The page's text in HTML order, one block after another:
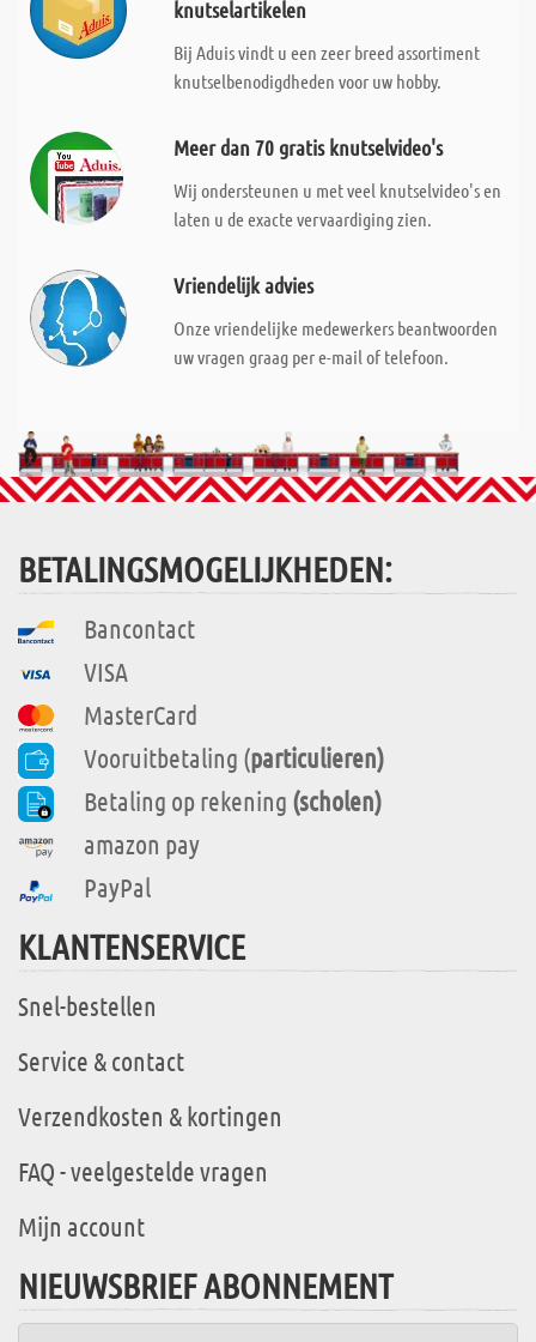
knutselartikelen
Bij Aduis vindt u een zeer breed assortiment
knutselbenodigdheden voor uw hobby.
Meer dan 70 gratis knutselvideo's
Wij ondersteunen u met veel knutselvideo's en
laten u de exacte vervaardiging zien.
Vriendelijk advies
Onze vriendelijke medewerkers beantwoorden
uw vragen graag per e-mail of telefoon.
BETALINGSMOGELIJKHEDEN:
Bancontact
VISA
MasterCard
Vooruitbetaling (particulieren)
Betaling op rekening (scholen)
amazon pay
PayPal
KLANTENSERVICE
Snel-bestellen
Service & contact
Verzendkosten & kortingen
FAQ - veelgestelde vragen
Mijn account
NIEUWSBRIEF ABONNEMENT